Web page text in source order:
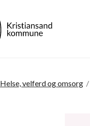
Helse, velferd og omsorg /